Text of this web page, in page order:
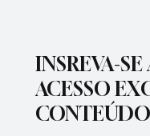
INSREVA-
ACESSO